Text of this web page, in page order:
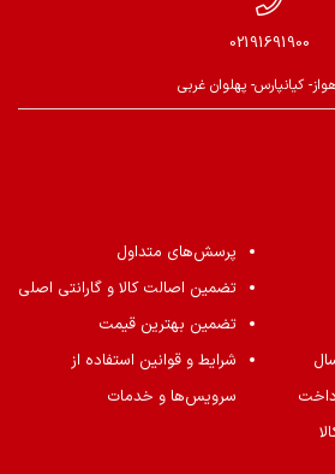
02191691900
کیانپارس- پهلوان غربی
پرسش‌های متداول
تضمین اصالت کالا و گارانتی اصلی
تضمین بهترین قیمت
شرایط و قوانین استفاده از
سرویس‌ها و خدمات